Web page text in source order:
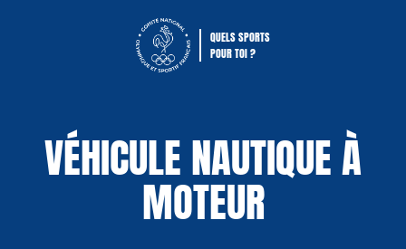
Comité National Olympique Sportif
QUELS SPORTS
POUR TOI ?
VÉHICULE NAUTIQUE À
MOTEUR